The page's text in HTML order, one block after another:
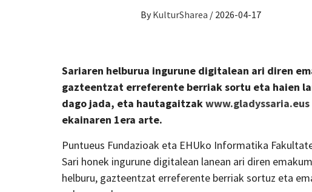
By KulturSharea / 2026-04-17
Sariaren helburua ingurune digitalean ari diren
gazteentzat erreferente berriak sortu eta haien
dago jada, eta hautagaitzakwww.gladyssaria.eus
ekainaren 1era arte.
Puntueus Fundazioak eta EHUko Informatika
Sari honek ingurune digitalean lanean ari diren
helburu, gazteentzat erreferente berriak sortuz eta